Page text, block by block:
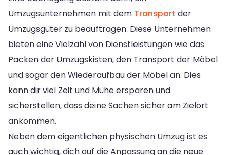
Umzugsunternehmen mit dem Transport der
Umzugsgüter zu beauftragen. Diese Unternehmen
bieten eine Vielzahl von Dienstleistungen wie das
Packen der Umzugskisten, den Transport der Möbel
und sogar den Wiederaufbau der Möbel an. Dies
kann dir viel Zeit und Mühe ersparen und
sicherstellen, dass deine Sachen sicher am Zielort
ankommen.
Neben dem eigentlichen physischen Umzug ist es
auch wichtig, dich auf die Anpassung an die neue